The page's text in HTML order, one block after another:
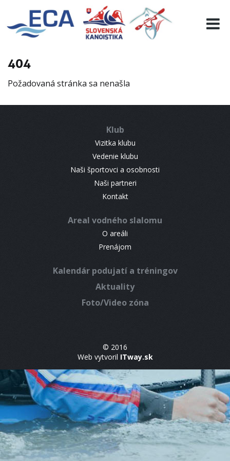
404
Požadovaná stránka sa nenašla
Klub
Vizitka klubu
Vedenie klubu
Naši športovci a osobnosti
Naši partneri
Kontakt
Areal vodného slalomu
O areáli
Prenájom
Kalendár podujatí a tréningov
Aktuality
Foto/Video zóna
© 2016
Web vytvoril ITway.sk
EURO 19
INFO
RESULTS
CONTACT